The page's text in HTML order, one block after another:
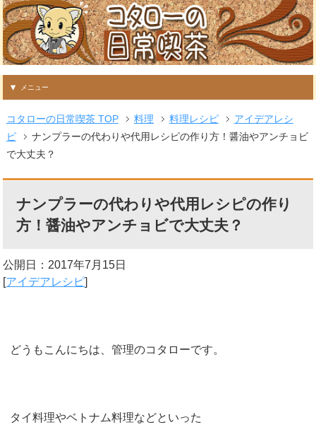
メニュー
コタローの日常喫茶 TOP 料理 料理レシピ
アイデアレシ
ピ
ナンプラーの代わりや代用レシピの作り方！醤油やアンチョビ
で大丈夫？
ナンプラーの代わりや代用レシピの作り
方！醤油やアンチョビで大丈夫？
公開日： 2017年7月15日
[アイデアレシピ]
どうもこんにちは、管理のコタローです。
タイ料理やベトナム料理などといった